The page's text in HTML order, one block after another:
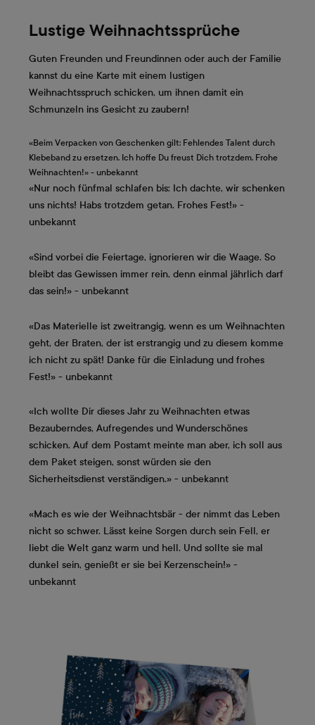
Lustige Weihnachtssprüche
Guten Freunden und Freundinnen oder auch der Familie
kannst du eine Karte mit einem lustigen
Weihnachtsspruch schicken, um ihnen damit ein
Schmunzeln ins Gesicht zu zaubern!
«Beim Verpacken von Geschenken gilt: Fehlendes Talent durch
Klebeband zu ersetzen. Ich hoffe Du freust Dich trotzdem. Frohe
Weihnachten!» - unbekannt
«Nur noch fünfmal schlafen bis: Ich dachte, wir schenken
uns nichts! Habs trotzdem getan. Frohes Fest!» -
unbekannt
«Sind vorbei die Feiertage, ignorieren wir die Waage. So
bleibt das Gewissen immer rein, denn einmal jährlich darf
das sein!» - unbekannt
«Das Materielle ist zweitrangig, wenn es um Weihnachten
geht, der Braten, der ist erstrangig und zu diesem komme
ich nicht zu spät! Danke für die Einladung und frohes
Fest!» - unbekannt
«Ich wollte Dir dieses Jahr zu Weihnachten etwas
Bezauberndes, Aufregendes und Wunderschönes
schicken. Auf dem Postamt meinte man aber, ich soll aus
dem Paket steigen, sonst würden sie den
Sicherheitsdienst verständigen.» - unbekannt
«Mach es wie der Weihnachtsbär - der nimmt das Leben
nicht so schwer. Lässt keine Sorgen durch sein Fell, er
liebt die Welt ganz warm und hell. Und sollte sie mal
dunkel sein, genießt er sie bei Kerzenschein!» -
unbekannt